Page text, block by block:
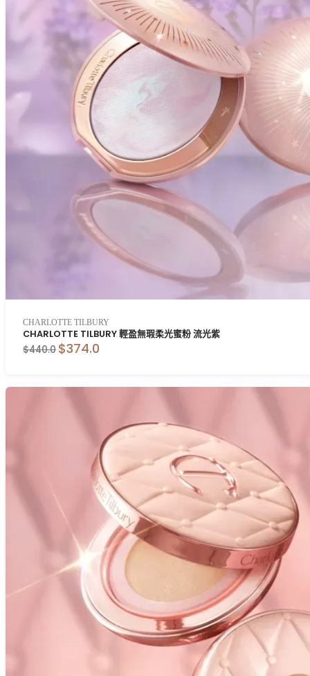
CHARLOTTE TILBURY
CHARLOTTE TILBURY 輕盈無瑕柔光蜜粉 流光紫
$440.0 $374.0